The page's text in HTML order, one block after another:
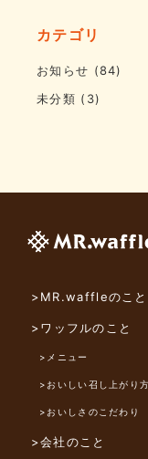
カテゴリ
お知らせ (84)
未分類 (3)
>MR.waffleのこと
>ワッフルのこと
>メニュー
>おいしい召し上がり方
>おいしさのこだわり
>会社のこと